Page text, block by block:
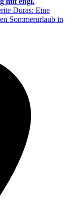
Duras: Eine
Sommerurlaub in